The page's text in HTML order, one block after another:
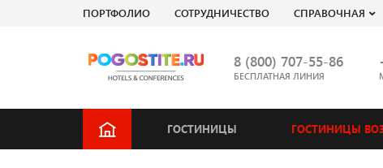
ПОРТФОЛИО СОТРУДНИЧЕСТВО СПРАВОЧНАЯ
8 (800) 707-55-86
БЕСПЛАТНАЯ ЛИНИЯ
ГОСТИНИЦЫ ГОСТИНИЦЫ